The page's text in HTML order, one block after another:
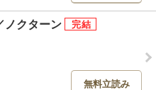
ノクターン
無料立読み